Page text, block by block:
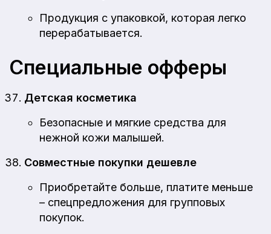
Продукция с упаковкой, которая легко
перерабатывается.
Специальные офферы
Детская косметика
Безопасные и мягкие средства для
нежной кожи малышей.
Совместные покупки дешевле
Приобретайте больше, платите меньше
– спецпредложения для групповых
покупок.